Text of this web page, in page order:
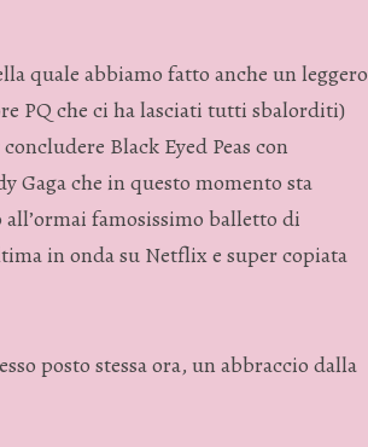
quale abbiamo fatto anche un leggero
PQ che ci ha lasciati tutti sbalorditi)
Black Eyed Peas con
Gaga che in questo momento sta
famosissimo balletto di
in onda su Netflix e super copiata
posto stessa ora, un abbraccio dalla